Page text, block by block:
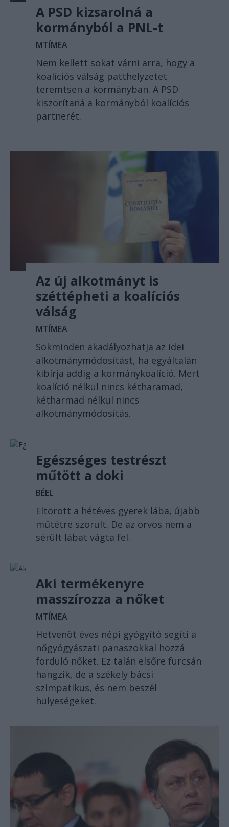
A PSD kizsarolná a
kormányból a PNL-t
MTÍMEA
Nem kellett sokat várni arra, hogy a
koalíciós válság patthelyzetet
teremtsen a kormányban. A PSD
kiszorítaná a kormányból koalíciós
partnerét.
Az új alkotmányt is
széttépheti a koalíciós
válság
MTÍMEA
Sokminden akadályozhatja az idei
alkotmánymódosítást, ha egyáltalán
kibírja addig a kormánykoalíció. Mert
koalíció nélkül nincs kétharamad,
kétharmad nélkül nincs
alkotmánymódosítás.
Egészséges testrészt
műtött a doki
BÉEL
Eltörött a hétéves gyerek lába, újabb
műtétre szorult. De az orvos nem a
sérült lábat vágta fel.
Aki termékenyre
masszírozza a nőket
MTÍMEA
Hetvenöt éves népi gyógyító segíti a
nőgyógyászati panaszokkal hozzá
forduló nőket. Ez talán elsőre furcsán
hangzik, de a székely bácsi
szimpatikus, és nem beszél
hülyeségeket.